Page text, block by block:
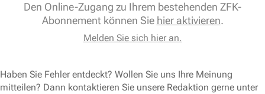
Den Online-Zugang zu Ihrem bestehenden ZFK-
Abonnement können Sie hier aktivieren.
Melden Sie sich hier an.
Haben Sie Fehler entdeckt? Wollen Sie uns Ihre Meinung
mitteilen? Dann kontaktieren Sie unsere Redaktion gerne unter